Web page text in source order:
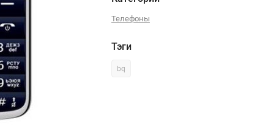
Телефоны
Тэги
bq